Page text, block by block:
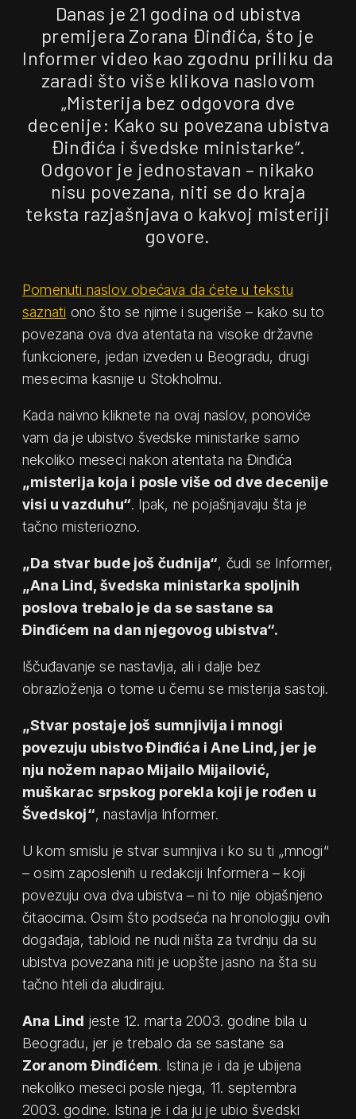
Danas je 21 godina od ubistva
premijera Zorana Đinđića, što je
Informer video kao zgodnu priliku da
zaradi što više klikova naslovom
„Misterija bez odgovora dve
decenije: Kako su povezana ubistva
Đinđića i švedske ministarke“.
Odgovor je jednostavan – nikako
nisu povezana, niti se do kraja
teksta razjašnjava o kakvoj misteriji
govore.
Pomenuti naslov obećava da ćete u tekstu
saznati ono što se njime i sugeriše – kako su to
povezana ova dva atentata na visoke državne
funkcionere, jedan izveden u Beogradu, drugi
mesecima kasnije u Stokholmu.
Kada naivno kliknete na ovaj naslov, ponoviće
vam da je ubistvo švedske ministarke samo
nekoliko meseci nakon atentata na Đinđića
„misterija koja i posle više od dve decenije
visi u vazduhu“. Ipak, ne pojašnjavaju šta je
tačno misteriozno.
„Da stvar bude još čudnija“, čudi se Informer,
„Ana Lind, švedska ministarka spoljnih
poslova trebalo je da se sastane sa
Đinđićem na dan njegovog ubistva“.
Iščuđavanje se nastavlja, ali i dalje bez
obrazloženja o tome u čemu se misterija sastoji.
„Stvar postaje još sumnjivija i mnogi
povezuju ubistvo Đinđića i Ane Lind, jer je
nju nožem napao Mijailo Mijailović,
muškarac srpskog porekla koji je rođen u
Švedskoj“, nastavlja Informer.
U kom smislu je stvar sumnjiva i ko su ti „mnogi“
– osim zaposlenih u redakciji Informera – koji
povezuju ova dva ubistva – ni to nije objašnjeno
čitaocima. Osim što podseća na hronologiju ovih
događaja, tabloid ne nudi ništa za tvrdnju da su
ubistva povezana niti je uopšte jasno na šta su
tačno hteli da aludiraju.
Ana Lind jeste 12. marta 2003. godine bila u
Beogradu, jer je trebalo da se sastane sa
Zoranom Đinđićem. Istina je i da je ubijena
nekoliko meseci posle njega, 11. septembra
2003. godine. Istina je i da ju je ubio švedski